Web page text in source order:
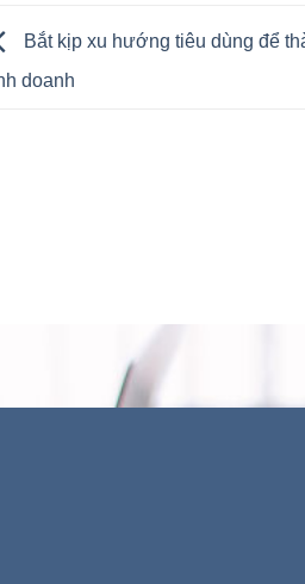
Bắt kịp xu hướng tiêu dùng để
doanh